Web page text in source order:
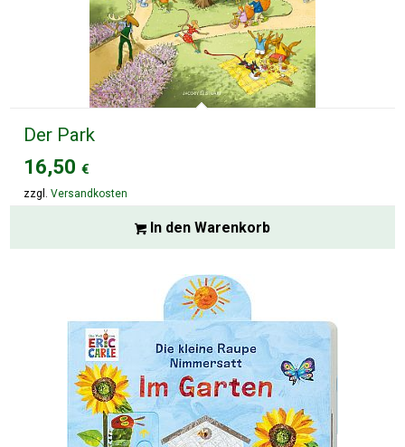
Der Park
16,50€
zzgl.Versandkosten
In den Warenkorb